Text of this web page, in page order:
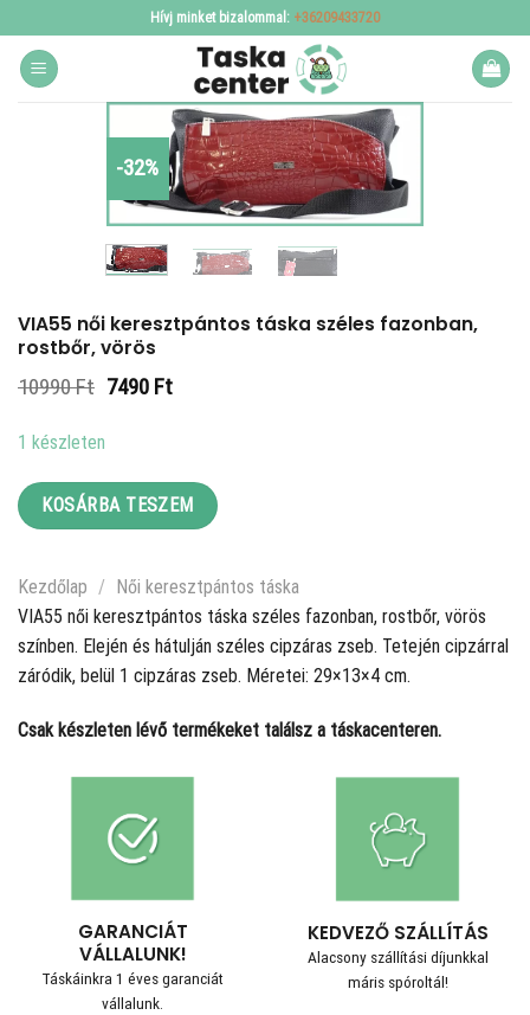
to
content
Hívj minket bizalommal: +36209433720
-32%
VIA55 női keresztpántos táska széles fazonban,
rostbőr, vörös
10990Ft Original
7490 FtCurrent
1 készleten
KOSÁRBA TESZEM
Kezdőlap /
Női keresztpántos táska
VIA55 női keresztpántos táska széles fazonban, rostbőr, vörös
színben. Elején és hátulján széles cipzáras zseb. Tetején cipzárral
záródik, belül 1 cipzáras zseb. Méretei: 29×13×4 cm.
Csak készleten lévő termékeket találsz a táskacenteren.
GARANCIÁT
VÁLLALUNK!
Táskáinkra 1 éves garanciát
vállalunk.
KEDVEZŐ SZÁLLÍTÁS
Alacsony szállítási díjunkkal
máris spóroltál!